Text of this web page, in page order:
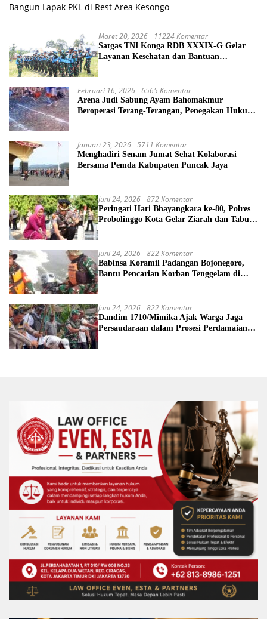
Bangun Lapak PKL di Rest Area Kesongo
Maret 20, 2026 11224 Komentar
Satgas TNI Konga RDB XXXIX-G Gelar
Layanan Kesehatan dan Bantuan
Februari 16, 2026 6565 Komentar
Arena Judi Sabung Ayam Bahomakmur
Beroperasi Terang-Terangan, Penegakan Hukum
Januari 23, 2026 5711 Komentar
Menghadiri Senam Jumat Sehat Kolaborasi
Bersama Pemda Kabupaten Puncak Jaya
Juni 24, 2026 872 Komentar
Peringati Hari Bhayangkara ke-80, Polres
Probolinggo Kota Gelar Ziarah dan Tabur
Juni 24, 2026 822 Komentar
Babinsa Koramil Padangan Bojonegoro,
Bantu Pencarian Korban Tenggelam di
Juni 24, 2026 822 Komentar
Dandim 1710/Mimika Ajak Warga Jaga
Persaudaraan dalam Prosesi Perdamaian